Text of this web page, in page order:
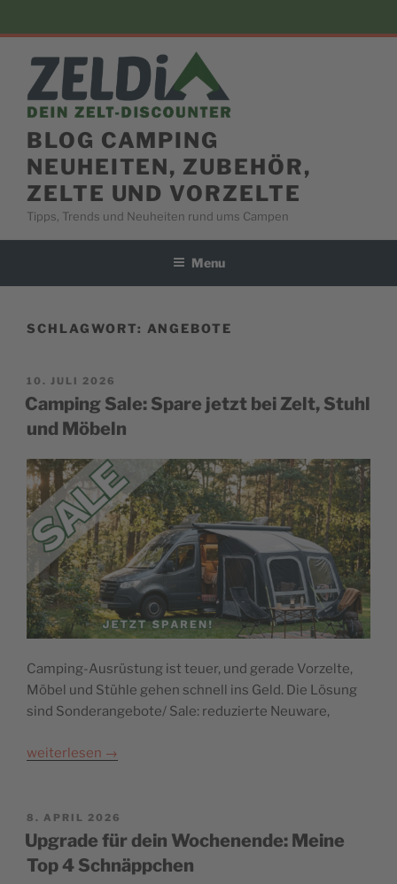
to
BLOG CAMPING
NEUHEITEN, ZUBEHÖR,
ZELTE UND VORZELTE
Tipps, Trends und Neuheiten rund ums Campen
Menu
SCHLAGWORT: ANGEBOTE
POSTED
ON
10. JULI 2026
Camping Sale: Spare jetzt bei Zelt, Stuhl
und Möbeln
Camping-Ausrüstung ist teuer, und gerade Vorzelte,
Möbel und Stühle gehen schnell ins Geld. Die Lösung
sind Sonderangebote/ Sale: reduzierte Neuware,
weiterlesen →
POSTED
ON
8. APRIL 2026
Upgrade für dein Wochenende: Meine
Top 4 Schnäppchen